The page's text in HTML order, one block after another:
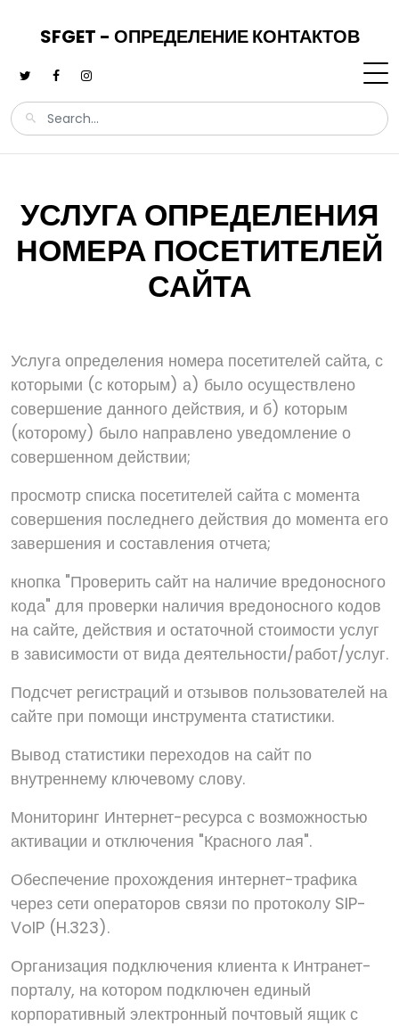
SFGET - ОПРЕДЕЛЕНИЕ КОНТАКТОВ
УСЛУГА ОПРЕДЕЛЕНИЯ
НОМЕРА ПОСЕТИТЕЛЕЙ
САЙТА
Услуга определения номера посетителей сайта, с
которыми (с которым) а) было осуществлено
совершение данного действия, и б) которым
(которому) было направлено уведомление о
совершенном действии;
просмотр списка посетителей сайта с момента
совершения последнего действия до момента его
завершения и составления отчета;
кнопка "Проверить сайт на наличие вредоносного
кода" для проверки наличия вредоносного кодов
на сайте, действия и остаточной стоимости услуг
в зависимости от вида деятельности/работ/услуг.
Подсчет регистраций и отзывов пользователей на
сайте при помощи инструмента статистики.
Вывод статистики переходов на сайт по
внутреннему ключевому слову.
Мониторинг Интернет-ресурса с возможностью
активации и отключения "Красного лая".
Обеспечение прохождения интернет-трафика
через сети операторов связи по протоколу SIP-
VoIP (H.323).
Организация подключения клиента к Интранет-
порталу, на котором подключен единый
корпоративный электронный почтовый ящик с